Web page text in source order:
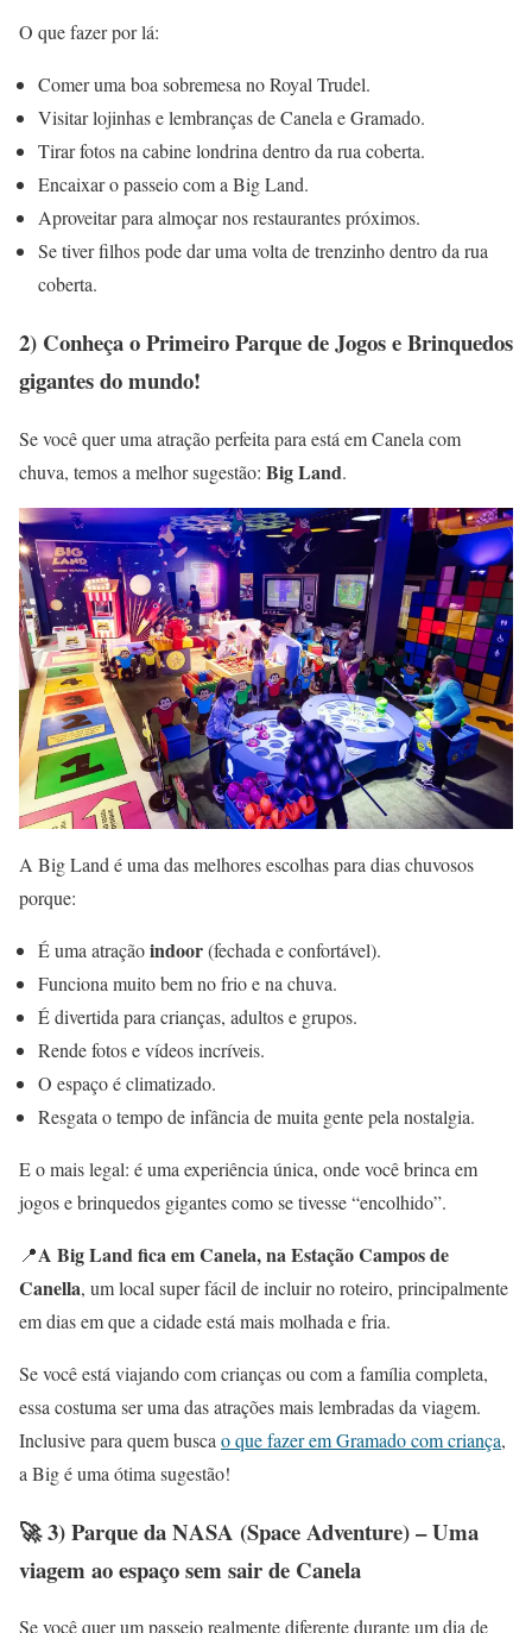
O que fazer por lá:
Comer uma boa sobremesa no Royal Trudel.
Visitar lojinhas e lembranças de Canela e Gramado.
Tirar fotos na cabine londrina dentro da rua coberta.
Encaixar o passeio com a Big Land.
Aproveitar para almoçar nos restaurantes próximos.
Se tiver filhos pode dar uma volta de trenzinho dentro da rua
coberta.
2) Conheça o Primeiro Parque de Jogos e Brinquedos
gigantes do mundo!
Se você quer uma atração perfeita para está em Canela com
chuva, temos a melhor sugestão: Big Land.
A Big Land é uma das melhores escolhas para dias chuvosos
porque:
É uma atraçãoindoor(fechada e confortável).
Funciona muito bem no frio e na chuva.
É divertida para crianças, adultos e grupos.
Rende fotos e vídeos incríveis.
O espaço é climatizado.
Resgata o tempo de infância de muita gente pela nostalgia.
E o mais legal: é uma experiência única, onde você brinca em
jogos e brinquedos gigantes como se tivesse “encolhido”.
📍A Big Land fica em Canela, na Estação Campos de
Canella, um local super fácil de incluir no roteiro, principalmente
em dias em que a cidade está mais molhada e fria.
Se você está viajando com crianças ou com a família completa,
essa costuma ser uma das atrações mais lembradas da viagem.
Inclusive para quem busca o que fazer em Gramado com criança,
a Big é uma ótima sugestão!
🚀 3) Parque da NASA (Space Adventure) – Uma
viagem ao espaço sem sair de Canela
Se você quer um passeio realmente diferente durante um dia de